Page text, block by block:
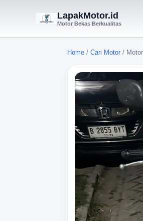
LapakMotor.id
Motor Bekas Berkualitas
Home / Cari Motor /